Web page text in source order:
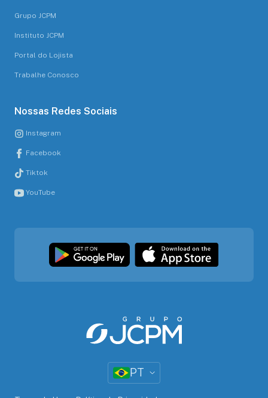
Grupo JCPM
Instituto JCPM
Portal do Lojista
Trabalhe Conosco
Nossas Redes Sociais
Instagram
Facebook
Tiktok
YouTube
PT